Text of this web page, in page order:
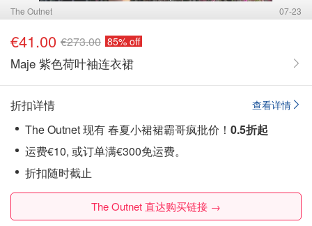
The Outnet 07-23
€41.00 €273.00 85% off
Maje 紫色荷叶袖连衣裙
查看详情
折扣详情
The Outnet 现有 春夏小裙裙霸哥疯批价！ 0.5折起
运费€10, 或订单满€300免运费。
折扣随时截止
The Outnet 直达购买链接 →